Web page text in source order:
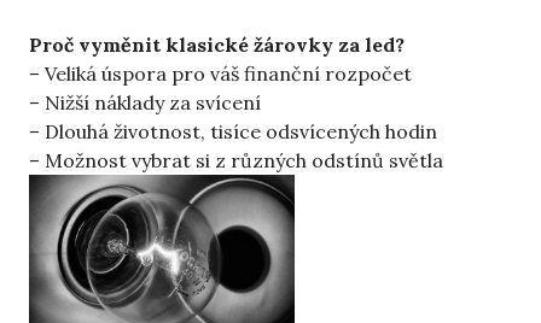
Proč vyměnit klasické žárovky za led?
– Veliká úspora pro váš finanční rozpočet
– Nižší náklady za svícení
– Dlouhá životnost, tisíce odsvícených hodin
– Možnost vybrat si z různých odstínů světla